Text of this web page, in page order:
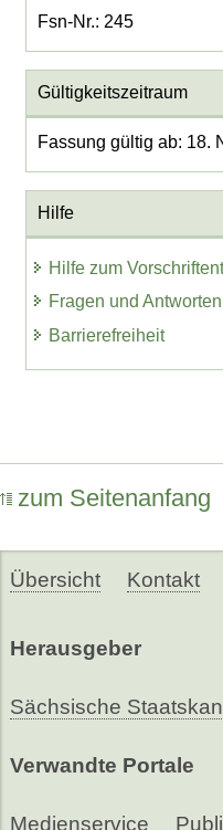
Fsn-Nr.: 245
Gültigkeitszeitraum
Fassung gültig ab: 18.
Hilfe
Hilfe zum
Fragen und Antworten
Barrierefreiheit
zum Seitenanfang
Übersicht Kontakt
Herausgeber
Sächsische
Verwandte Portale
Medienservice